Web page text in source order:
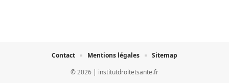
© 2026 | institutdroitetsante.fr
Contact Mentions légales Sitemap